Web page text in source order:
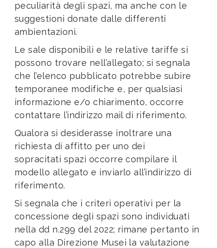
peculiarità degli spazi, ma anche con le
suggestioni donate dalle differenti
ambientazioni.
Le sale disponibili e le relative tariffe si
possono trovare nell’allegato; si segnala
che l’elenco pubblicato potrebbe subire
temporanee modifiche e, per qualsiasi
informazione e/o chiarimento, occorre
contattare l’indirizzo mail di riferimento.
Qualora si desiderasse inoltrare una
richiesta di affitto per uno dei
sopracitati spazi occorre compilare il
modello allegato e inviarlo all’indirizzo di
riferimento.
Si segnala che i criteri operativi per la
concessione degli spazi sono individuati
nella dd n.299 del 2022; rimane pertanto in
capo alla Direzione Musei la valutazione